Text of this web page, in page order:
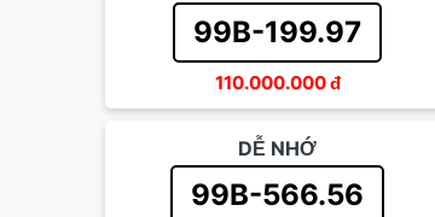
99B-199.97
110.000.000đ
DỄ NHỚ
99B-566.56